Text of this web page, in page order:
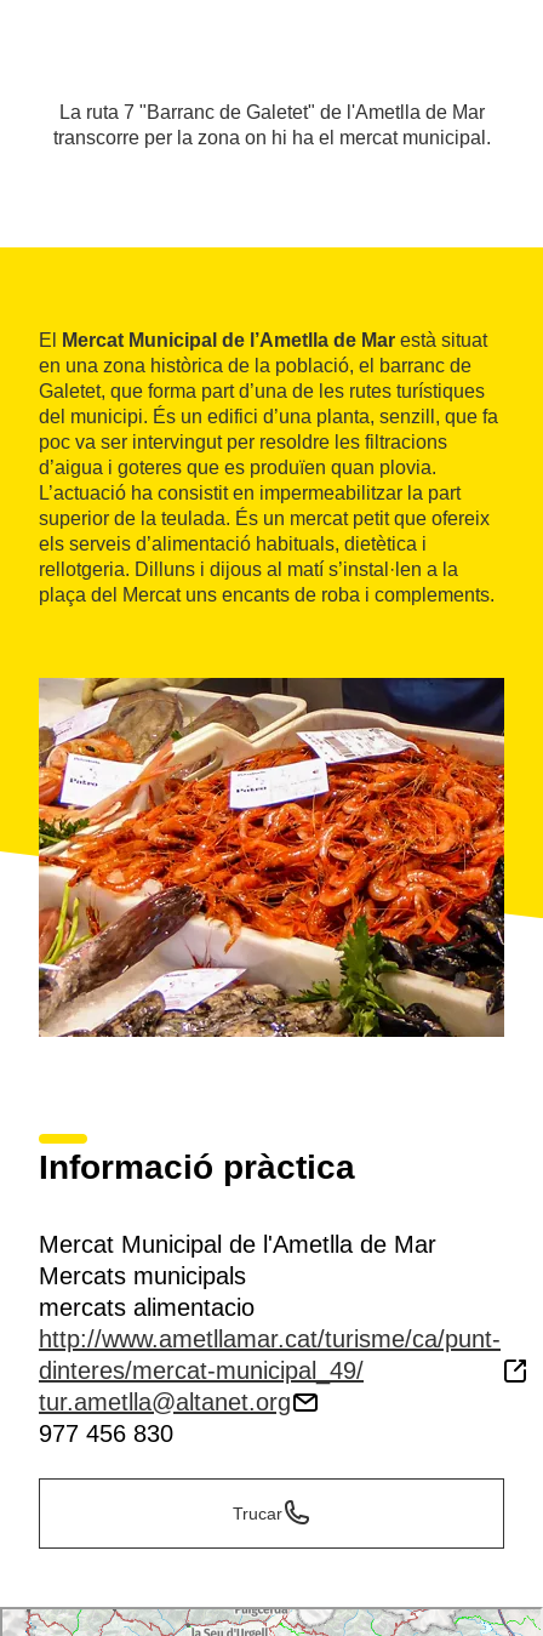
La ruta 7 "Barranc de Galetet" de l'Ametlla de Mar
transcorre per la zona on hi ha el mercat municipal.
El Mercat Municipal de l’Ametlla de Mar està situat
en una zona històrica de la població, el barranc de
Galetet, que forma part d’una de les rutes turístiques
del municipi. És un edifici d’una planta, senzill, que fa
poc va ser intervingut per resoldre les filtracions
d’aigua i goteres que es produïen quan plovia.
L’actuació ha consistit en impermeabilitzar la part
superior de la teulada. És un mercat petit que ofereix
els serveis d’alimentació habituals, dietètica i
rellotgeria. Dilluns i dijous al matí s’instal·len a la
plaça del Mercat uns encants de roba i complements.
Informació pràctica
Mercat Municipal de l'Ametlla de Mar
Mercats municipals
mercats alimentacio
http://www.ametllamar.cat/turisme/ca/punt-
dinteres/mercat-municipal_49/
tur.ametlla@altanet.org
977 456 830
Trucar